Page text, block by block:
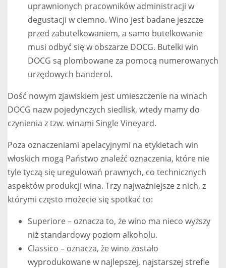
uprawnionych pracowników administracji w
degustacji w ciemno. Wino jest badane jeszcze
przed zabutelkowaniem, a samo butelkowanie
musi odbyć się w obszarze DOCG. Butelki win
DOCG są plombowane za pomocą numerowanych
urzędowych banderol.
Dość nowym zjawiskiem jest umieszczenie na winach
DOCG nazw pojedynczych siedlisk, wtedy mamy do
czynienia z tzw. winami Single Vineyard.
Poza oznaczeniami apelacyjnymi na etykietach win
włoskich mogą Państwo znaleźć oznaczenia, które nie
tyle tyczą się uregulowań prawnych, co technicznych
aspektów produkcji wina. Trzy najważniejsze z nich, z
którymi często możecie się spotkać to:
Superiore – oznacza to, że wino ma nieco wyższy
niż standardowy poziom alkoholu.
Classico – oznacza, że wino zostało
wyprodukowane w najlepszej, najstarszej strefie